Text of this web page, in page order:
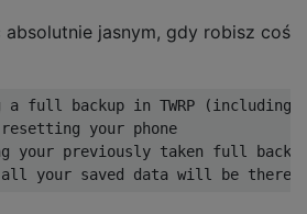
absolutnie jasnym, gdy robisz coś
a full backup in TWRP
your phone
your previously taken full